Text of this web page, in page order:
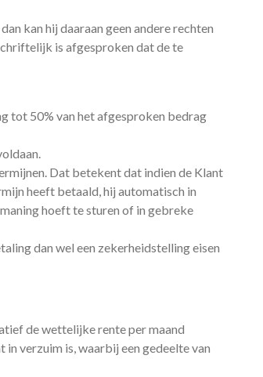
kan hij daaraan geen andere rechten
is afgesproken dat de te
tot 50% van het afgesproken bedrag
Dat betekent dat indien de Klant
heeft betaald, hij automatisch in
hoeft te sturen of in gebreke
dan wel een zekerheidstelling eisen
de wettelijke rente per maand
verzuim is, waarbij een gedeelte van